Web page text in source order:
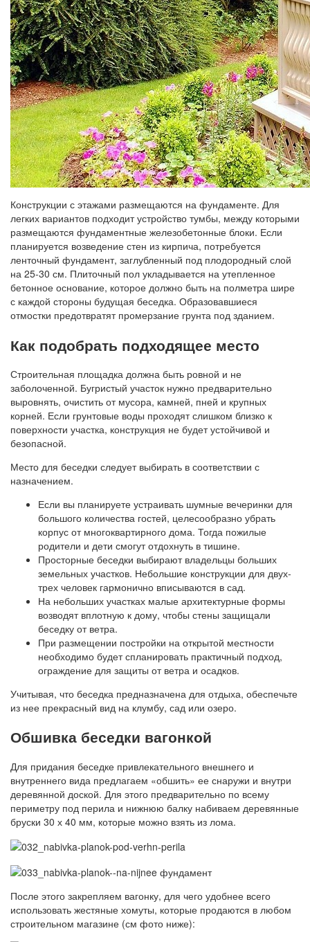
Конструкции с этажами размещаются на фундаменте. Для
легких вариантов подходит устройство тумбы, между которыми
размещаются фундаментные железобетонные блоки. Если
планируется возведение стен из кирпича, потребуется
ленточный фундамент, заглубленный под плодородный слой
на 25-30 см. Плиточный пол укладывается на утепленное
бетонное основание, которое должно быть на полметра шире
с каждой стороны будущая беседка. Образовавшиеся
отмостки предотвратят промерзание грунта под зданием.
Как подобрать подходящее место
Строительная площадка должна быть ровной и не
заболоченной. Бугристый участок нужно предварительно
выровнять, очистить от мусора, камней, пней и крупных
корней. Если грунтовые воды проходят слишком близко к
поверхности участка, конструкция не будет устойчивой и
безопасной.
Место для беседки следует выбирать в соответствии с
назначением.
Если вы планируете устраивать шумные вечеринки для
большого количества гостей, целесообразно убрать
корпус от многоквартирного дома. Тогда пожилые
родители и дети смогут отдохнуть в тишине.
Просторные беседки выбирают владельцы больших
земельных участков. Небольшие конструкции для двух-
трех человек гармонично вписываются в сад.
На небольших участках малые архитектурные формы
возводят вплотную к дому, чтобы стены защищали
беседку от ветра.
При размещении постройки на открытой местности
необходимо будет спланировать практичный подход,
ограждение для защиты от ветра и осадков.
Учитывая, что беседка предназначена для отдыха, обеспечьте
из нее прекрасный вид на клумбу, сад или озеро.
Обшивка беседки вагонкой
Для придания беседке привлекательного внешнего и
внутреннего вида предлагаем «обшить» ее снаружи и внутри
деревянной доской. Для этого предварительно по всему
периметру под перила и нижнюю балку набиваем деревянные
бруски 30 х 40 мм, которые можно взять из лома.
После этого закрепляем вагонку, для чего удобнее всего
использовать жестяные хомуты, которые продаются в любом
строительном магазине (см фото ниже):